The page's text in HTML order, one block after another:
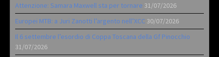
Attenzione: Samara Maxwell sta per tornare 31/07/2026
Europei MTB: a Juri Zanotti l’argento nell’XCC 30/07/2026
Il 6 settembre l’esordio di Coppa Toscana della Gf Pinocchio
31/07/2026